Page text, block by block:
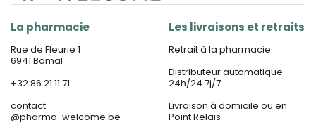
La pharmacie
Rue de Fleurie 1
6941 Bomal
+32 86 21 11 71
contact
@pharma-welcome.be
Les livraisons et retraits
Retrait à la pharmacie
Distributeur automatique
24h/24 7j/7
Livraison à domicile ou en
Point Relais